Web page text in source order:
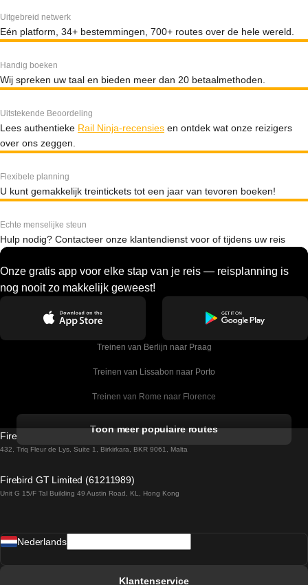
Uitgebreid netwerk
Eén platform, 34+ bestemmingen, 700+ routes over de hele wereld.
Handig boeken
Wij spreken uw taal en bieden meer dan 20 betaalmethoden.
Uitstekende Beoordeling
Lees authentieke Rail Ninja-recensies en ontdek wat onze reizigers
over ons zeggen.
Flexibele planning
U kunt gemakkelijk treintickets tot een jaar van tevoren boeken!
Echte menselijke steun
Hulp nodig? Contacteer onze klantendienst voor of tijdens uw reis
Onze gratis app voor elke stap van je reis — reisplanning is
nog nooit zo makkelijk geweest!
Treinen van Berlijn naar Praag
Treinen van Lissabon naar Porto
Treinen van Rome naar Florence
Treinen van Sevilla naar Barcelona
Treinen van Praag naar Wenen
Toon meer populaire routes
Firebird GT Limited (OC 1451)
432, Triq Fleur de Lys, Suite 1, Birkirkara, BKR 9061, Malta
Firebird GT Limited (61211989)
Unit G 15/F Tal Building 49 Austin Road, KL, Hong Kong
Nederlands
Klantenservice